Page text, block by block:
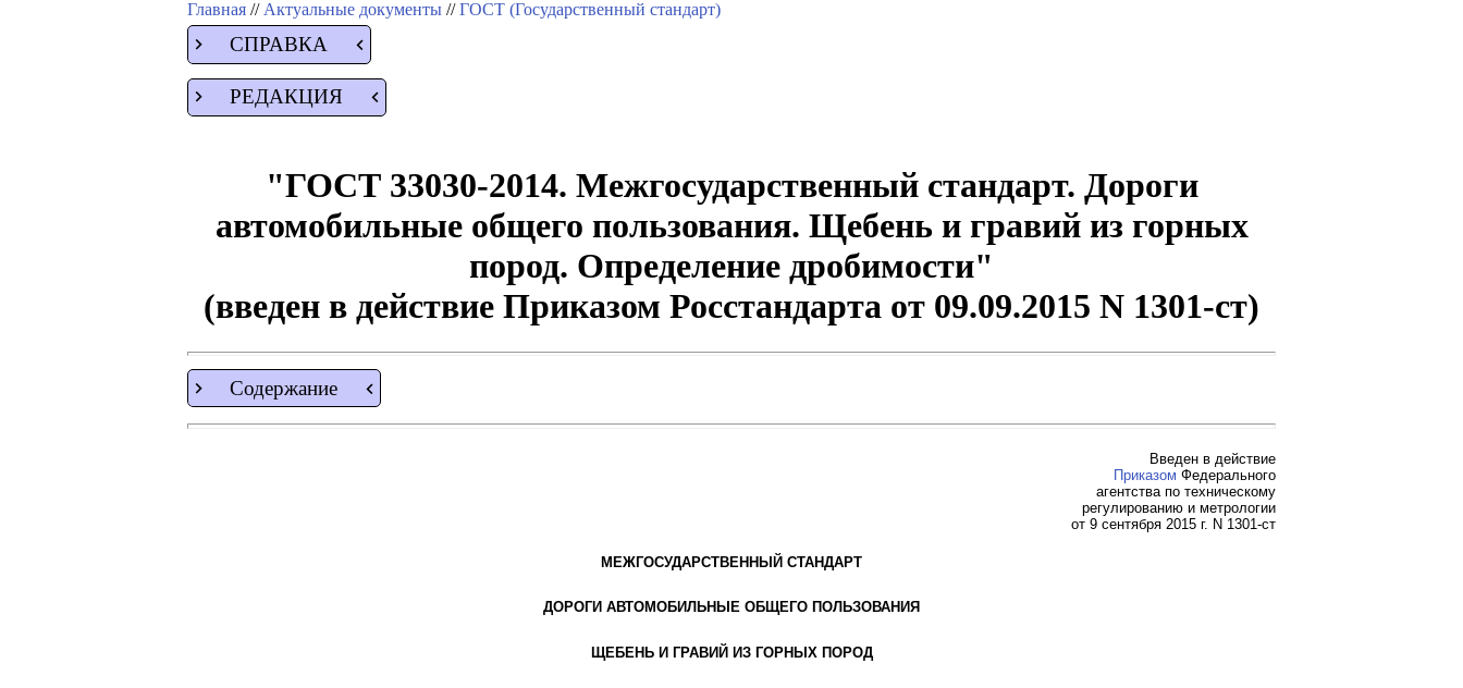
Главная // Актуальные документы //ГОСТ (Государственный стандарт)
СПРАВКА
РЕДАКЦИЯ
"ГОСТ 33030-2014. Межгосударственный стандарт. Дороги
автомобильные общего пользования. Щебень и гравий из горных
пород. Определение дробимости"
(введен в действие Приказом Росстандарта от 09.09.2015 N 1301-ст)
Содержание
Введен в действие
Приказом Федерального
агентства по техническому
регулированию и метрологии
от 9 сентября 2015 г. N 1301-ст
МЕЖГОСУДАРСТВЕННЫЙ СТАНДАРТ
ДОРОГИ АВТОМОБИЛЬНЫЕ ОБЩЕГО ПОЛЬЗОВАНИЯ
ЩЕБЕНЬ И ГРАВИЙ ИЗ ГОРНЫХ ПОРОД